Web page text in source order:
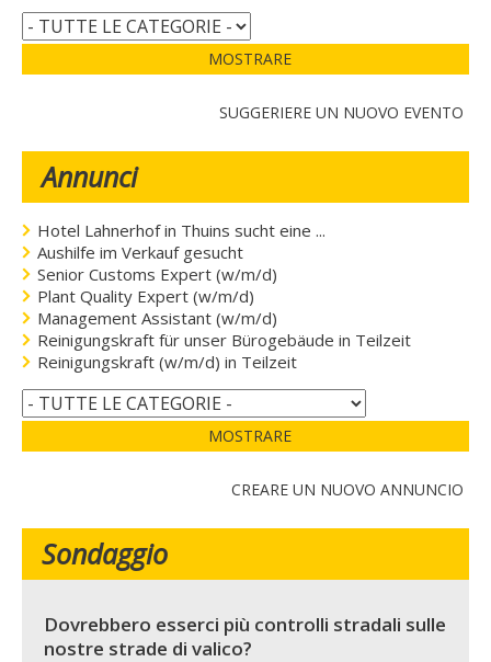
MOSTRARE
SUGGERIERE UN NUOVO EVENTO
Annunci
Hotel Lahnerhof in Thuins sucht eine ...
Aushilfe im Verkauf gesucht
Senior Customs Expert (w/m/d)
Plant Quality Expert (w/m/d)
Management Assistant (w/m/d)
Reinigungskraft für unser Bürogebäude in Teilzeit
Reinigungskraft (w/m/d) in Teilzeit
MOSTRARE
CREARE UN NUOVO ANNUNCIO
Sondaggio
Dovrebbero esserci più controlli stradali sulle
nostre strade di valico?